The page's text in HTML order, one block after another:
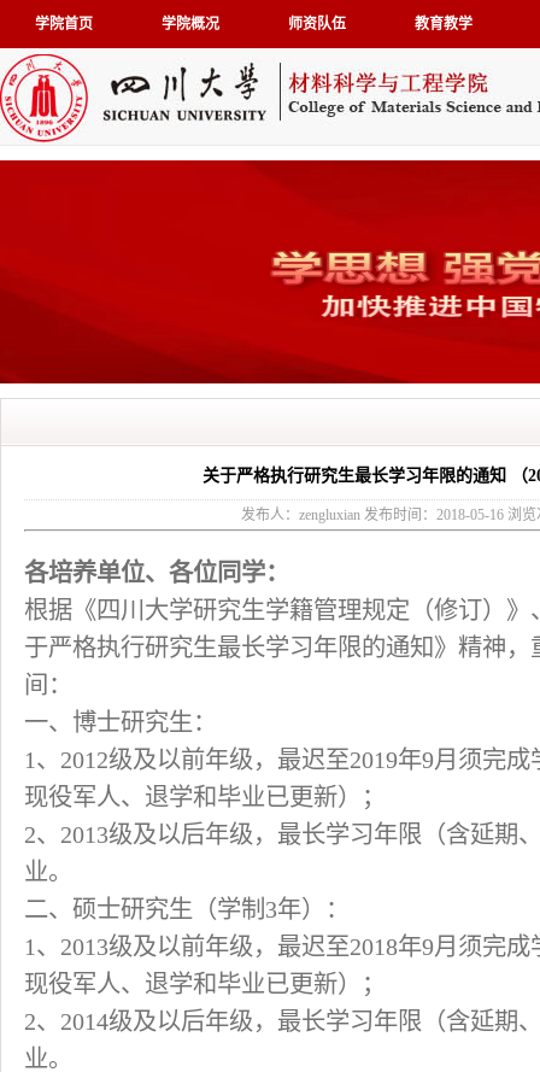
学院首页 学院概况 师资队伍 教育教学
关于严格执行研究生最长学习年限的通知 （
发布人：zengluxian 发布时间：2018-05-16 浏
各培养单位、各位同学：
根据《四川大学研究生学籍管理规定（修订）》
于严格执行研究生最长学习年限的通知》精神
间：
一、博士研究生：
1、2012级及以前年级，最迟至2019年9月须完
现役军人、退学和毕业已更新）；
2、2013级及以后年级，最长学习年限（含延期
业。
二、硕士研究生（学制3年）：
1、2013级及以前年级，最迟至2018年9月须完
现役军人、退学和毕业已更新）；
2、2014级及以后年级，最长学习年限（含延期
业。